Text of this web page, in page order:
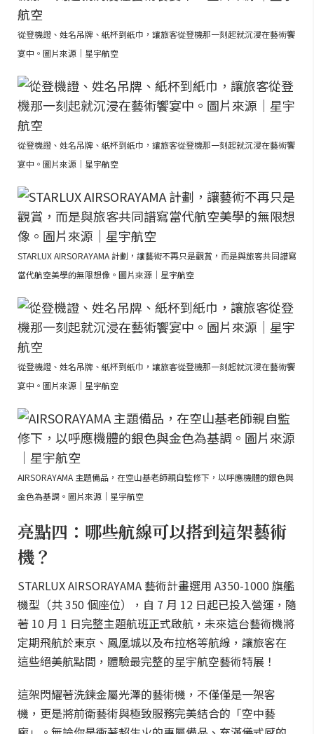
從登機證、姓名吊牌、紙杯到紙巾，讓旅客從登機那一刻起就沉浸在藝術饗
宴中。圖片來源｜星宇航空
從登機證、姓名吊牌、紙杯到紙巾，讓旅客從登機那一刻起就沉浸在藝術饗
宴中。圖片來源｜星宇航空
STARLUX AIRSORAYAMA 計劃，讓藝術不再只是觀賞，而是與旅客共同譜寫
當代航空美學的無限想像。圖片來源｜星宇航空
從登機證、姓名吊牌、紙杯到紙巾，讓旅客從登機那一刻起就沉浸在藝術饗
宴中。圖片來源｜星宇航空
AIRSORAYAMA 主題備品，在空山基老師親自監修下，以呼應機體的銀色與
金色為基調。圖片來源｜星宇航空
亮點四：哪些航線可以搭到這架藝術
機？
STARLUX AIRSORAYAMA 藝術計畫選用 A350-1000 旗艦
機型（共 350 個座位），自 7 月 12 日起已投入營運，隨
著 10 月 1 日完整主題航班正式啟航，未來這台藝術機將
定期飛航於東京、鳳凰城以及布拉格等航線，讓旅客在
這些絕美航點間，體驗最完整的星宇航空藝術特展！
這架閃耀著洗鍊金屬光澤的藝術機，不僅僅是一架客
機，更是將前衛藝術與極致服務完美結合的「空中藝